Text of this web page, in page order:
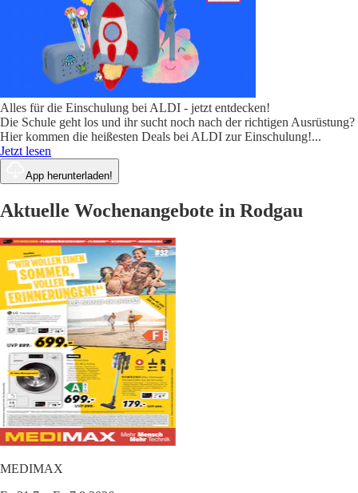
Alles für die Einschulung bei ALDI - jetzt entdecken!
Die Schule geht los und ihr sucht noch nach der richtigen Ausrüstung?
Hier kommen die heißesten Deals bei ALDI zur Einschulung!...
Jetzt lesen
App herunterladen!
Aktuelle Wochenangebote in Rodgau
MEDIMAX